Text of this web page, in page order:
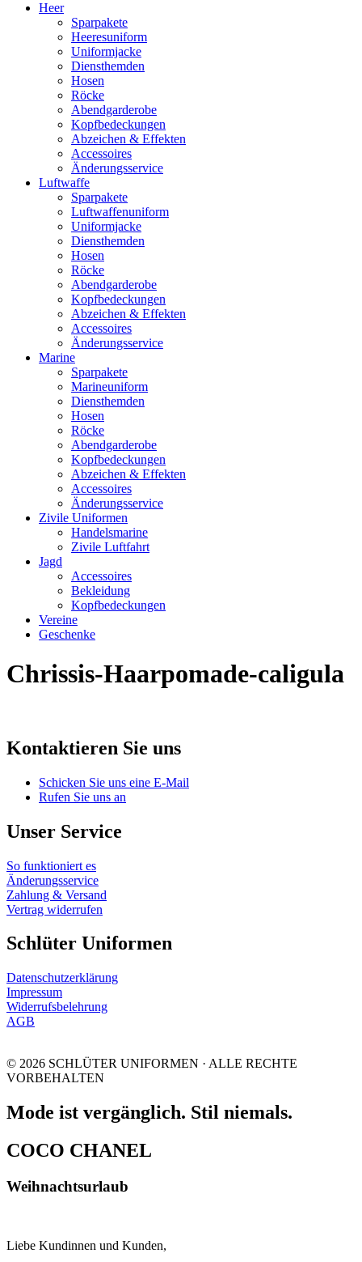
Heer
Sparpakete
Heeresuniform
Uniformjacke
Diensthemden
Hosen
Röcke
Abendgarderobe
Kopfbedeckungen
Abzeichen & Effekten
Accessoires
Änderungsservice
Luftwaffe
Sparpakete
Luftwaffenuniform
Uniformjacke
Diensthemden
Hosen
Röcke
Abendgarderobe
Kopfbedeckungen
Abzeichen & Effekten
Accessoires
Änderungsservice
Marine
Sparpakete
Marineuniform
Diensthemden
Hosen
Röcke
Abendgarderobe
Kopfbedeckungen
Abzeichen & Effekten
Accessoires
Änderungsservice
Zivile Uniformen
Handelsmarine
Zivile Luftfahrt
Jagd
Accessoires
Bekleidung
Kopfbedeckungen
Vereine
Geschenke
Chrissis-Haarpomade-caligula
Kontaktieren Sie uns
Schicken Sie uns eine E-Mail
Rufen Sie uns an
Unser Service
So funktioniert es
Änderungsservice
Zahlung & Versand
Vertrag widerrufen
Schlüter Uniformen
Datenschutzerklärung
Impressum
Widerrufsbelehrung
AGB
© 2026 SCHLÜTER UNIFORMEN · ALLE RECHTE
VORBEHALTEN
Mode ist vergänglich. Stil niemals.
COCO CHANEL
Weihnachtsurlaub
Liebe Kundinnen und Kunden,